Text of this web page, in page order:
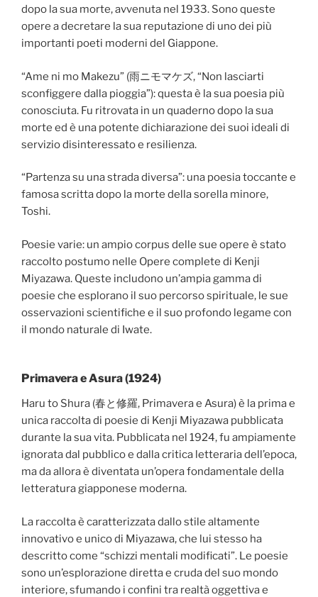
dopo la sua morte, avvenuta nel 1933. Sono queste
opere a decretare la sua reputazione di uno dei più
importanti poeti moderni del Giappone.
“Ame ni mo Makezu” (雨ニモマケズ, “Non lasciarti
sconfiggere dalla pioggia”): questa è la sua poesia più
conosciuta. Fu ritrovata in un quaderno dopo la sua
morte ed è una potente dichiarazione dei suoi ideali di
servizio disinteressato e resilienza.
“Partenza su una strada diversa”: una poesia toccante e
famosa scritta dopo la morte della sorella minore,
Toshi.
Poesie varie: un ampio corpus delle sue opere è stato
raccolto postumo nelle Opere complete di Kenji
Miyazawa. Queste includono un’ampia gamma di
poesie che esplorano il suo percorso spirituale, le sue
osservazioni scientifiche e il suo profondo legame con
il mondo naturale di Iwate.
Primavera e Asura (1924)
Haru to Shura (春と修羅, Primavera e Asura) è la prima e
unica raccolta di poesie di Kenji Miyazawa pubblicata
durante la sua vita. Pubblicata nel 1924, fu ampiamente
ignorata dal pubblico e dalla critica letteraria dell’epoca,
ma da allora è diventata un’opera fondamentale della
letteratura giapponese moderna.
La raccolta è caratterizzata dallo stile altamente
innovativo e unico di Miyazawa, che lui stesso ha
descritto come “schizzi mentali modificati”. Le poesie
sono un’esplorazione diretta e cruda del suo mondo
interiore, sfumando i confini tra realtà oggettiva e